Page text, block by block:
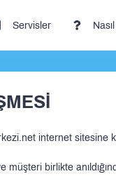
Servisler
internet sitesine
birlikte